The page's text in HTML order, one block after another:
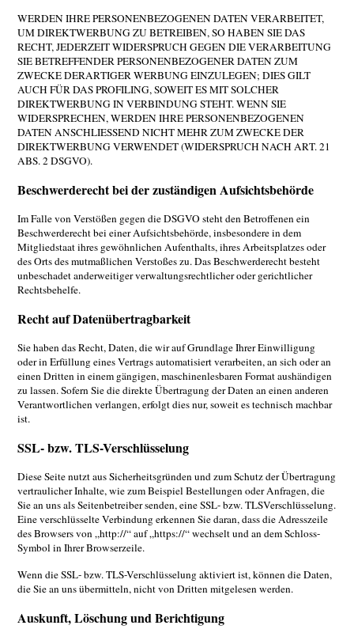
WERDEN IHRE PERSONENBEZOGENEN DATEN VERARBEITET,
UM DIREKTWERBUNG ZU BETREIBEN, SO HABEN SIE DAS
RECHT, JEDERZEIT WIDERSPRUCH GEGEN DIE VERARBEITUNG
SIE BETREFFENDER PERSONENBEZOGENER DATEN ZUM
ZWECKE DERARTIGER WERBUNG EINZULEGEN; DIES GILT
AUCH FÜR DAS PROFILING, SOWEIT ES MIT SOLCHER
DIREKTWERBUNG IN VERBINDUNG STEHT. WENN SIE
WIDERSPRECHEN, WERDEN IHRE PERSONENBEZOGENEN
DATEN ANSCHLIESSEND NICHT MEHR ZUM ZWECKE DER
DIREKTWERBUNG VERWENDET (WIDERSPRUCH NACH ART. 21
ABS. 2 DSGVO).
Beschwerderecht bei der zuständigen Aufsichtsbehörde
Im Falle von Verstößen gegen die DSGVO steht den Betroffenen ein
Beschwerderecht bei einer Aufsichtsbehörde, insbesondere in dem
Mitgliedstaat ihres gewöhnlichen Aufenthalts, ihres Arbeitsplatzes oder
des Orts des mutmaßlichen Verstoßes zu. Das Beschwerderecht besteht
unbeschadet anderweitiger verwaltungsrechtlicher oder gerichtlicher
Rechtsbehelfe.
Recht auf Datenübertragbarkeit
Sie haben das Recht, Daten, die wir auf Grundlage Ihrer Einwilligung
oder in Erfüllung eines Vertrags automatisiert verarbeiten, an sich oder an
einen Dritten in einem gängigen, maschinenlesbaren Format aushändigen
zu lassen. Sofern Sie die direkte Übertragung der Daten an einen anderen
Verantwortlichen verlangen, erfolgt dies nur, soweit es technisch machbar
ist.
SSL- bzw. TLS-Verschlüsselung
Diese Seite nutzt aus Sicherheitsgründen und zum Schutz der Übertragung
vertraulicher Inhalte, wie zum Beispiel Bestellungen oder Anfragen, die
Sie an uns als Seitenbetreiber senden, eine SSL- bzw. TLSVerschlüsselung.
Eine verschlüsselte Verbindung erkennen Sie daran, dass die Adresszeile
des Browsers von „http://“ auf „https://“ wechselt und an dem Schloss-
Symbol in Ihrer Browserzeile.
Wenn die SSL- bzw. TLS-Verschlüsselung aktiviert ist, können die Daten,
die Sie an uns übermitteln, nicht von Dritten mitgelesen werden.
Auskunft, Löschung und Berichtigung